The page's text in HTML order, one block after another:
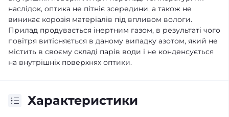
наслідок, оптика не пітніє зсередини, а також не
виникає корозія матеріалів під впливом вологи.
Прилад продувається інертним газом, в результаті чого
повітря витісняється в даному випадку азотом, який не
містить в своєму складі парів води і не конденсується
на внутрішніх поверхнях оптики.
Характеристики